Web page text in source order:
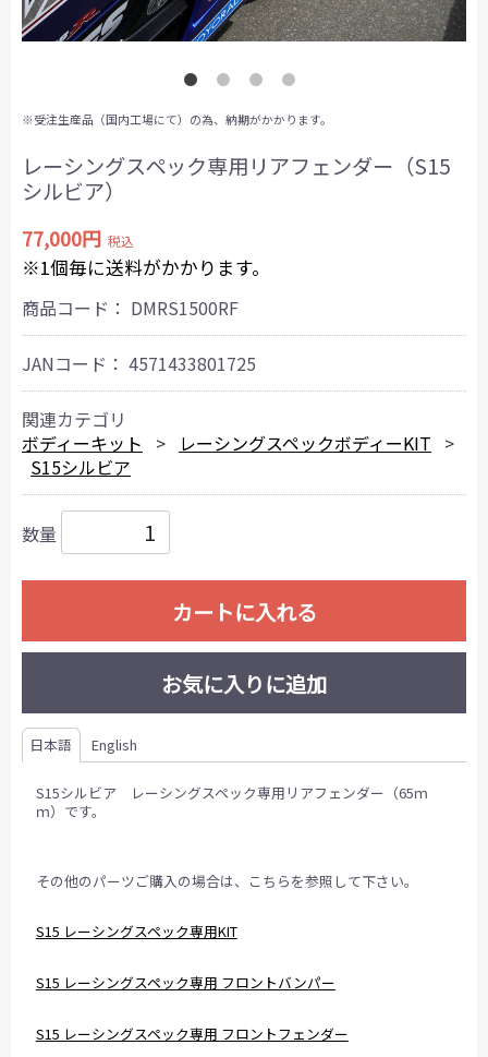
※受注生産品（国内工場にて）の為、納期がかかります。
レーシングスペック専用リアフェンダー（S15
シルビア）
77,000円 税込
※1個毎に送料がかかります。
商品コード： DMRS1500RF
JANコード： 4571433801725
関連カテゴリ
ボディーキット
レーシングスペックボディーKIT
S15シルビア
数量
カートに入れる
お気に入りに追加
日本語 English
S15シルビア レーシングスペック専用リアフェンダー（65ｍ
ｍ）です。
その他のパーツご購入の場合は、こちらを参照して下さい。
S15 レーシングスペック専用KIT
S15 レーシングスペック専用 フロントバンパー
S15 レーシングスペック専用 フロントフェンダー